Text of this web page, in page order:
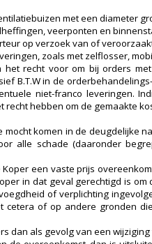
met een diameter
veerponten en
op verzoek van of
zoals met zelflosser,
het recht voor om bij orders
B.T.W in de
niet-franco leveringen.
recht hebben om de gemaakte
mocht komen in de deugdelijke
alle schade (daaronder
een vaste prijs
in dat geval gerechtigd is
of verplichting
cetera of op andere gronden
dan als gevolg van een